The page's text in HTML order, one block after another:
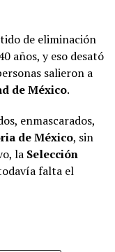
de eliminación
años, y eso desató
salieron a
de México.
enmascarados,
de México, sin
la Selección
falta el